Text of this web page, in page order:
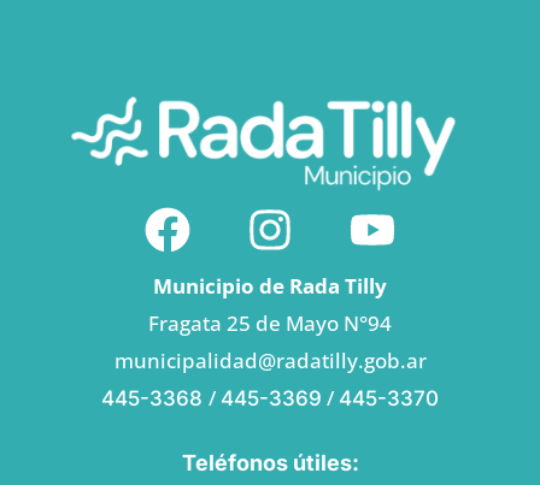
Municipio de Rada Tilly
Fragata 25 de Mayo N°94
municipalidad@radatilly.gob.ar
445-3368 / 445-3369 / 445-3370
Teléfonos útiles: